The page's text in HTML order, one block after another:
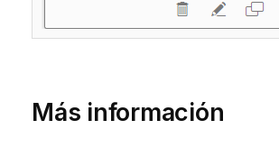
Más información